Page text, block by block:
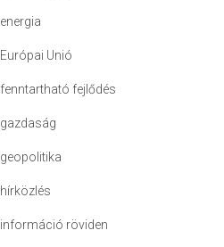
energia
Európai Unió
fenntartható fejlődés
gazdaság
geopolitika
hírközlés
információ röviden